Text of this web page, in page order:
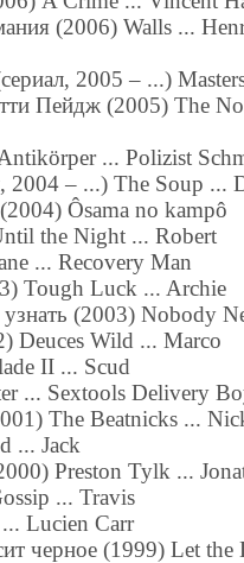
(2006) Walls ...
2005 – ...)
Пейдж (2005) The
... Polizist
– ...) The Soup ...
Ôsama no kampô
the Night ... Robert
... Recovery Man
Tough Luck ... Archie
(2003) Nobody
Wild ... Marco
II ... Scud
... Sextools Delivery
The Beatnicks ...
... Jack
Preston Tylk ...
... Travis
Lucien Carr
черное (1999) Let the